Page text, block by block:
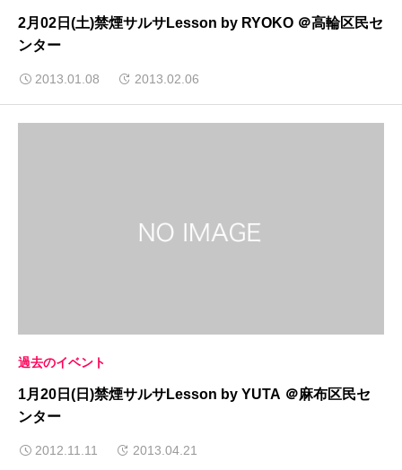
2月02日(土)禁煙サルサLesson by RYOKO ＠高輪区民セ
ンター
2013.01.08 2013.02.06
過去のイベント
1月20日(日)禁煙サルサLesson by YUTA ＠麻布区民セ
ンター
2012.11.11 2013.04.21